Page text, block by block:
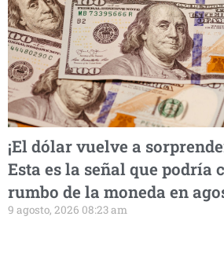
¡El dólar vuelve a
Esta es la señal que podría
rumbo de la moneda en
9 agosto, 2026 08:23 am